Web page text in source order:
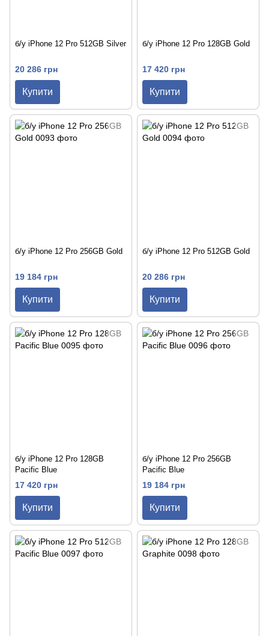
б/у iPhone 12 Pro 512GB Silver
20 286 грн
Купити
б/у iPhone 12 Pro 128GB Gold
17 420 грн
Купити
б/у iPhone 12 Pro 256GB Gold
19 184 грн
Купити
б/у iPhone 12 Pro 512GB Gold
20 286 грн
Купити
б/у iPhone 12 Pro 128GB
Pacific Blue
17 420 грн
Купити
б/у iPhone 12 Pro 256GB
Pacific Blue
19 184 грн
Купити